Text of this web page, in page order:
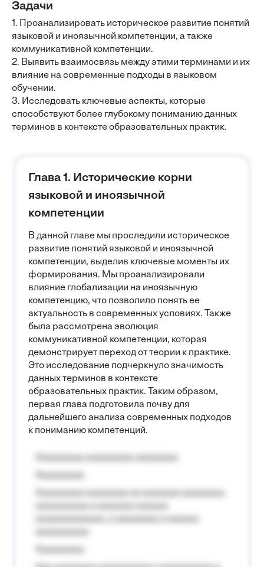
Задачи
1. Проанализировать историческое развитие понятий
языковой и иноязычной компетенции, а также
коммуникативной компетенции.
2. Выявить взаимосвязь между этими терминами и их
влияние на современные подходы в языковом
обучении.
3. Исследовать ключевые аспекты, которые
способствуют более глубокому пониманию данных
терминов в контексте образовательных практик.
Глава 1. Исторические корни
языковой и иноязычной
компетенции
В данной главе мы проследили историческое
развитие понятий языковой и иноязычной
компетенции, выделив ключевые моменты их
формирования. Мы проанализировали
влияние глобализации на иноязычную
компетенцию, что позволило понять ее
актуальность в современных условиях. Также
была рассмотрена эволюция
коммуникативной компетенции, которая
демонстрирует переход от теории к практике.
Это исследование подчеркнуло значимость
данных терминов в контексте
образовательных практик. Таким образом,
первая глава подготовила почву для
дальнейшего анализа современных подходов
к пониманию компетенций.